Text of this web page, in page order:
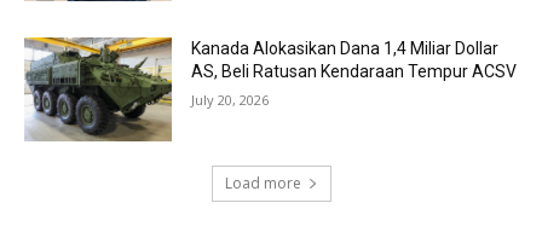
Kanada Alokasikan Dana 1,4 Miliar Dollar
AS, Beli Ratusan Kendaraan Tempur ACSV
July 20, 2026
Load more